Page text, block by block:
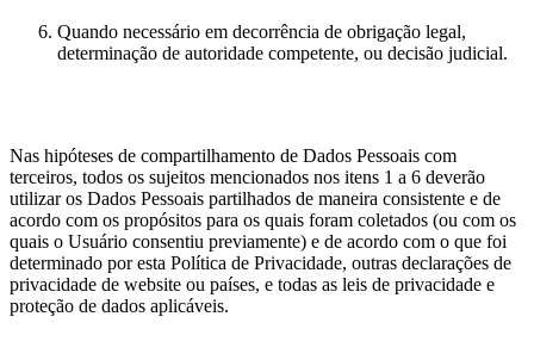
Quando necessário em decorrência de obrigação legal,
determinação de autoridade competente, ou decisão judicial.
Nas hipóteses de compartilhamento de Dados Pessoais com
terceiros, todos os sujeitos mencionados nos itens 1 a 6 deverão
utilizar os Dados Pessoais partilhados de maneira consistente e de
acordo com os propósitos para os quais foram coletados (ou com os
quais o Usuário consentiu previamente) e de acordo com o que foi
determinado por esta Política de Privacidade, outras declarações de
privacidade de website ou países, e todas as leis de privacidade e
proteção de dados aplicáveis.